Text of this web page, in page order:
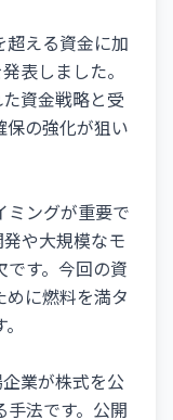
える資金に加
表しました。
資金戦略と受
保の強化が狙い
ミングが重要で
や大規模なモ
す。今回の資
に燃料を満タ
業が株式を公
法です。公開